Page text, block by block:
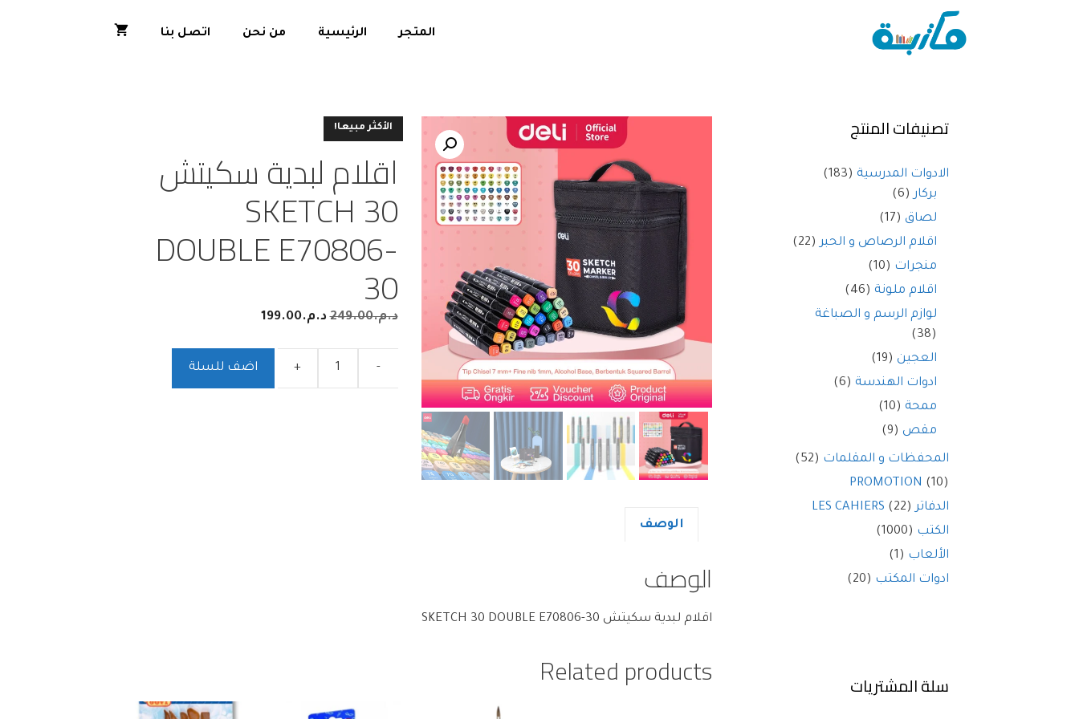
المتجر الرئيسية من نحن اتصل بنا
الأكثر مبيعا!
اقلام لبدية سكيتش
SKETCH 30
DOUBLE E70806-
30
د.م.249.00 د.م.199.00
-
+ اضف للسلة
الوصف
الوصف
اقلام لبدية سكيتش SKETCH 30 DOUBLE E70806-30
Related products
تصنيفات المنتج
الادوات المدرسية (183)
بركار (6)
لصاق (17)
اقلام الرصاص و الحبر (22)
منجرات (10)
اقلام ملونة (46)
لوازم الرسم و الصباغة
(38)
العجين (19)
ادوات الهندسة (6)
ممحة (10)
مقص (9)
المحفظات و المقلمات (52)
PROMOTION (10)
الدفاتر LES CAHIERS (22)
الكتب (1000)
الألعاب (1)
ادوات المكتب (20)
سلة المشتريات